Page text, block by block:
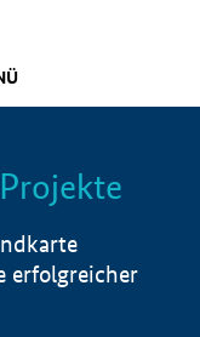
Info
erfolgreicher